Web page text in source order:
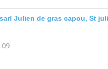
Julien de gras capou, St
09